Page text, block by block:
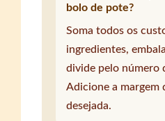
bolo de pote?
Soma todos os
ingredientes,
divide pelo número
Adicione a margem
desejada.